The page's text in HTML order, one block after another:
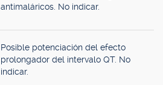
antimaláricos. No indicar.
Posible potenciación del efecto
prolongador del intervalo QT. No
indicar.